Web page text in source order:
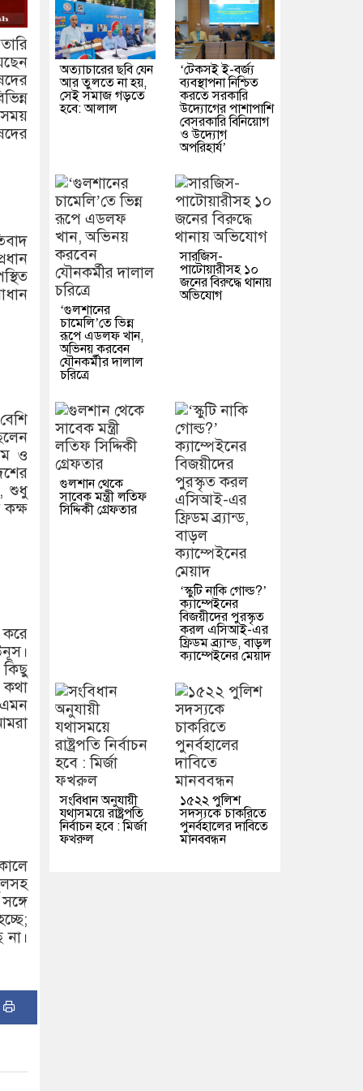
সময়
ও
শুধু
কক্ষ
করে
না।
অত্যাচারের ছবি যেন
আর তুলতে না হয়,
সেই সমাজ গড়তে
হবে: আলাল
‘টেকসই ই-বর্জ্য
ব্যবস্থাপনা নিশ্চিত
করতে সরকারি
উদ্যোগের পাশাপাশি
বেসরকারি বিনিয়োগ
ও উদ্যোগ
অপরিহার্য’
‘গুলশানের
চামেলি’তে ভিন্ন
রূপে এডলফ খান,
অভিনয় করবেন
যৌনকর্মীর দালাল
চরিত্রে
সারজিস-
পাটোয়ারীসহ ১০
জনের বিরুদ্ধে থানায়
অভিযোগ
গুলশান থেকে
সাবেক মন্ত্রী লতিফ
সিদ্দিকী গ্রেফতার
‘স্কুটি নাকি গোল্ড?’
ক্যাম্পেইনের
বিজয়ীদের পুরস্কৃত
করল এসিআই-এর
ফ্রিডম ব্র্যান্ড, বাড়ল
ক্যাম্পেইনের মেয়াদ
সংবিধান অনুযায়ী
যথাসময়ে রাষ্ট্রপতি
নির্বাচন হবে : মির্জা
ফখরুল
১৫২২ পুলিশ
সদস্যকে চাকরিতে
পুনর্বহালের দাবিতে
মানববন্ধন